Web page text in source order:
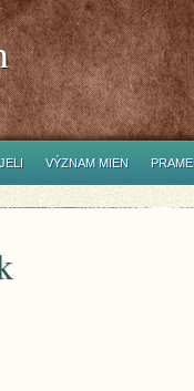
VÝZNAM MIEN